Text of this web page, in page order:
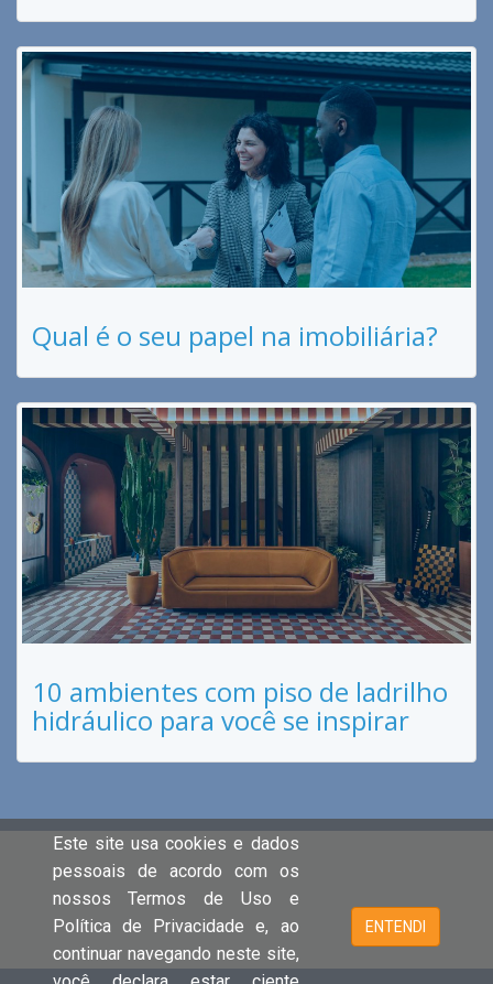
Qual é o seu papel na imobiliária?
10 ambientes com piso de ladrilho
hidráulico para você se inspirar
Este site usa cookies e dados
pessoais de acordo com os
nossos Termos de Uso e
Política de Privacidade e, ao
continuar navegando neste site,
ENTENDI